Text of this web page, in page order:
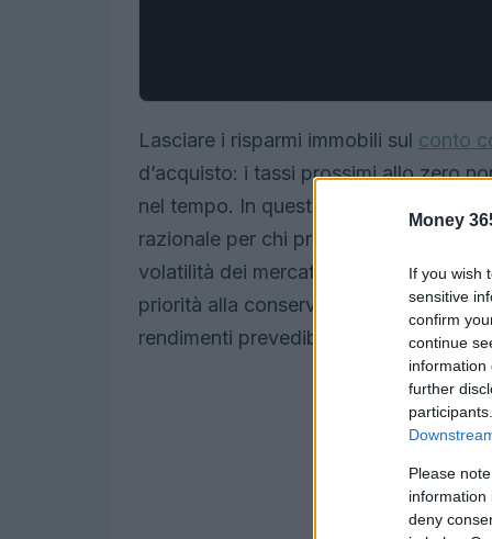
Money
If you wish
sensitive
confirm
continue
information
further
Please
information
deny
Lasciare i risparmi immobili sul conto
d’acquisto: i tassi prossimi allo zero
nel tempo. In questo contesto,
razionale per chi privilegia la
volatilità dei mercati azionari. Nel
priorità alla conservazione del
rendimenti prevedibili e trasparenza